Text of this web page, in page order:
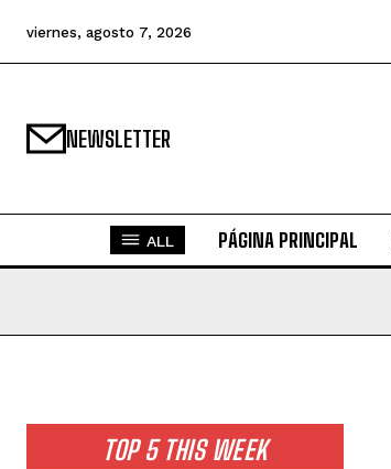
viernes, agosto 7, 2026
NEWSLETTER
ALL PÁGINA PRINCIPAL
TOP 5 THIS WEEK